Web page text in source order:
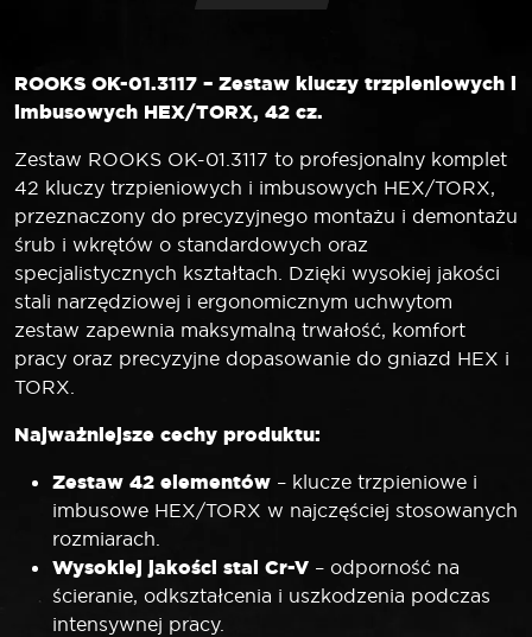
ROOKS OK-01.3117 – Zestaw kluczy trzpieniowych i
imbusowych HEX/TORX, 42 cz.
Zestaw ROOKS OK-01.3117 to profesjonalny komplet
42 kluczy trzpieniowych i imbusowych HEX/TORX,
przeznaczony do precyzyjnego montażu i demontażu
śrub i wkrętów o standardowych oraz
specjalistycznych kształtach. Dzięki wysokiej jakości
stali narzędziowej i ergonomicznym uchwytom
zestaw zapewnia maksymalną trwałość, komfort
pracy oraz precyzyjne dopasowanie do gniazd HEX i
TORX.
Najważniejsze cechy produktu:
Zestaw 42 elementów – klucze trzpieniowe i
imbusowe HEX/TORX w najczęściej stosowanych
rozmiarach.
Wysokiej jakości stal Cr-V – odporność na
ścieranie, odkształcenia i uszkodzenia podczas
intensywnej pracy.